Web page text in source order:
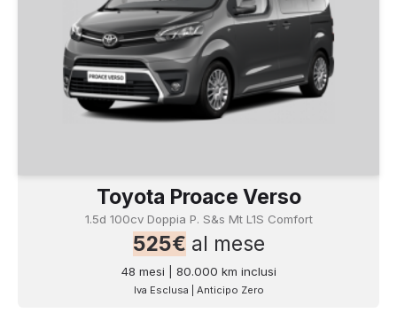
Toyota Proace Verso
1.5d 100cv Doppia P. S&s Mt L1S Comfort
525€ al mese
48 mesi | 80.000 km inclusi
Iva Esclusa | Anticipo Zero